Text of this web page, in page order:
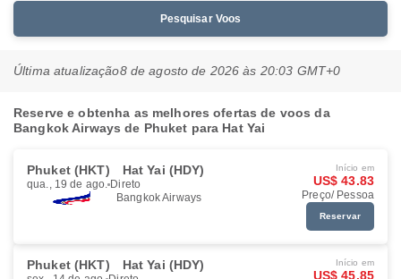
Pesquisar Voos
Última atualização8 de agosto de 2026 às 20:03 GMT+0
Reserve e obtenha as melhores ofertas de voos da
Bangkok Airways de Phuket para Hat Yai
Phuket (HKT) Hat Yai (HDY)
qua., 19 de ago. Direto
Bangkok Airways
Início em
US$ 43.83
Preço/ Pessoa
Reservar
Phuket (HKT) Hat Yai (HDY) Início em
US$ 45.85